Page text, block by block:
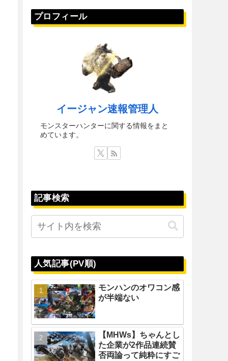
プロフィール
イージャン速報管理人
モンスターハンターに関する情報をまと
めています。
記事検索
人気記事(PV順)
モンハンのオワコン感
が半端ない
【MHWs】ちゃんとし
た企業が2作品連続賛
否両論って純粋にすご